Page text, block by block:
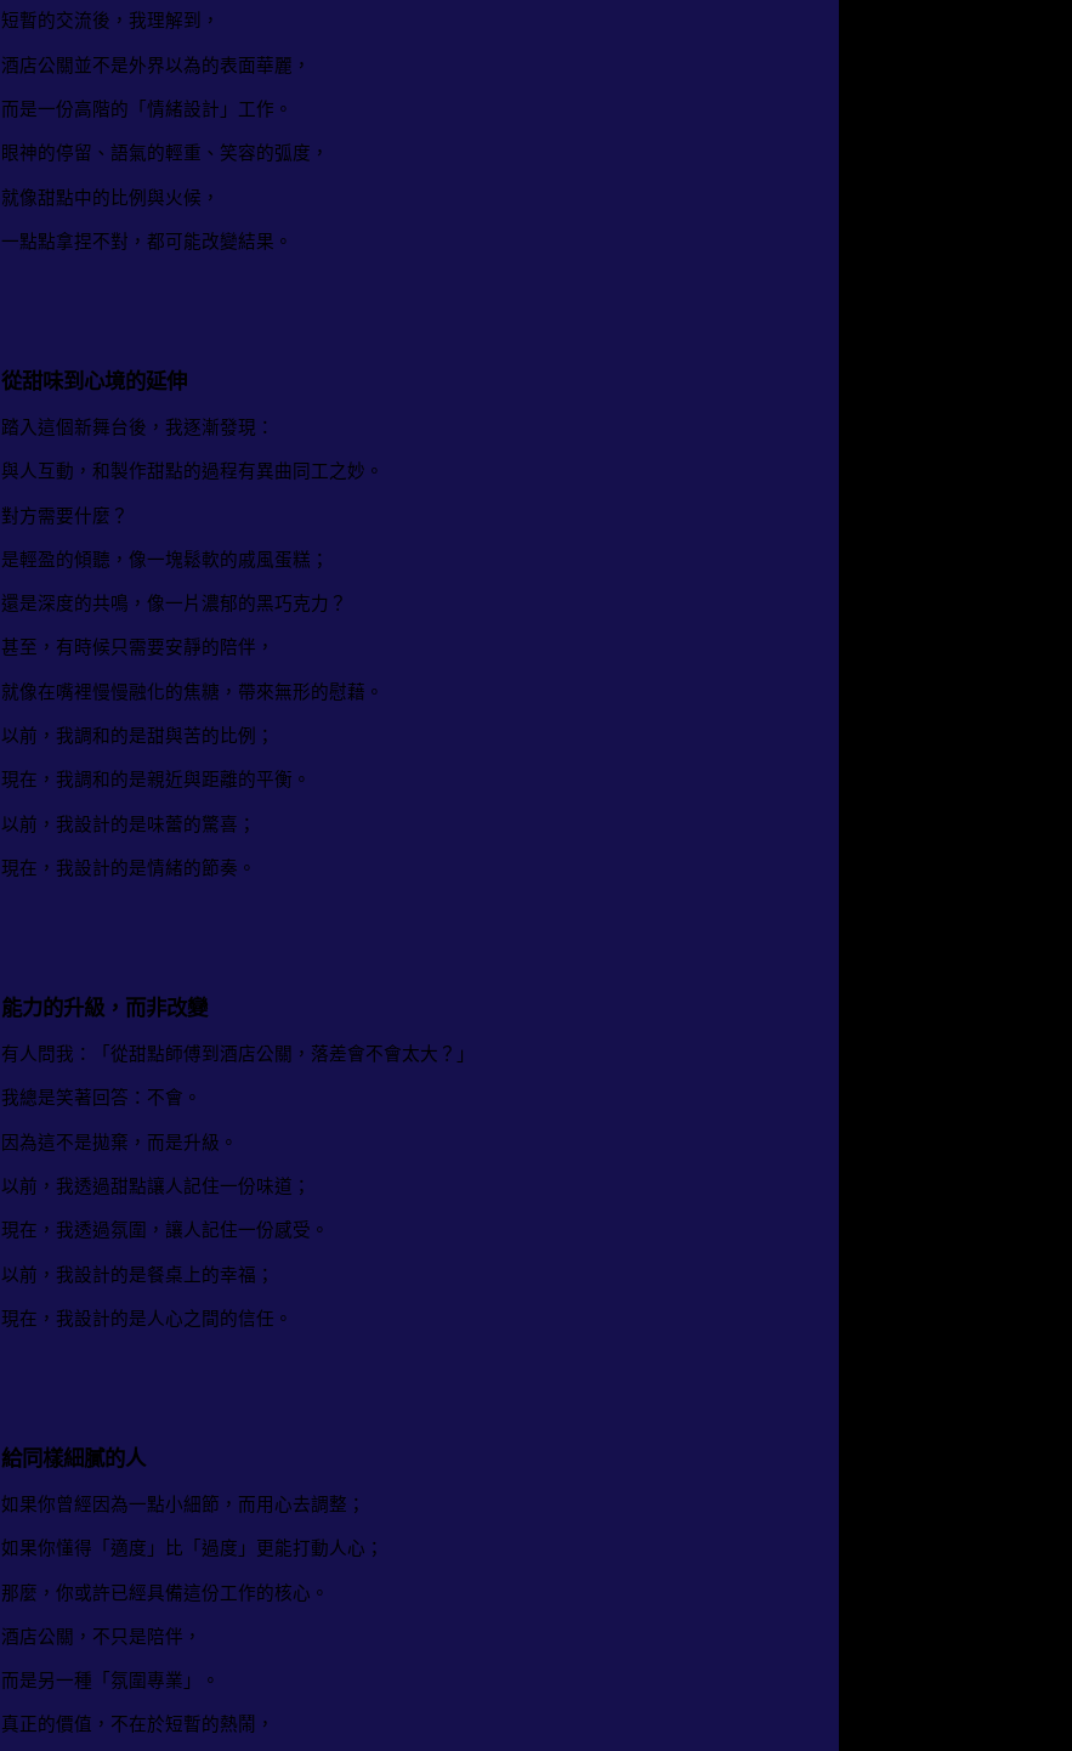
短暫的交流後，我理解到，
酒店公關並不是外界以為的表面華麗，
而是一份高階的「情緒設計」工作。
眼神的停留、語氣的輕重、笑容的弧度，
就像甜點中的比例與火候，
一點點拿捏不對，都可能改變結果。
從甜味到心境的延伸
踏入這個新舞台後，我逐漸發現：
與人互動，和製作甜點的過程有異曲同工之妙。
對方需要什麼？
是輕盈的傾聽，像一塊鬆軟的戚風蛋糕；
還是深度的共鳴，像一片濃郁的黑巧克力？
甚至，有時候只需要安靜的陪伴，
就像在嘴裡慢慢融化的焦糖，帶來無形的慰藉。
以前，我調和的是甜與苦的比例；
現在，我調和的是親近與距離的平衡。
以前，我設計的是味蕾的驚喜；
現在，我設計的是情緒的節奏。
能力的升級，而非改變
有人問我：「從甜點師傅到酒店公關，落差會不會太大？」
我總是笑著回答：不會。
因為這不是拋棄，而是升級。
以前，我透過甜點讓人記住一份味道；
現在，我透過氛圍，讓人記住一份感受。
以前，我設計的是餐桌上的幸福；
現在，我設計的是人心之間的信任。
給同樣細膩的人
如果你曾經因為一點小細節，而用心去調整；
如果你懂得「適度」比「過度」更能打動人心；
那麼，你或許已經具備這份工作的核心。
酒店公關，不只是陪伴，
而是另一種「氛圍專業」。
真正的價值，不在於短暫的熱鬧，